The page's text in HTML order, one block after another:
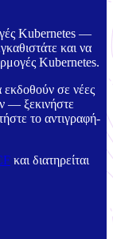
Kubernetes —
και να
Kubernetes.
εκδοθούν σε νέες
— ξεκινήστε
το αντιγραφή-
και διατηρείται